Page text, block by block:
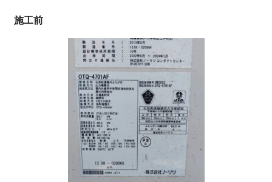
施工前